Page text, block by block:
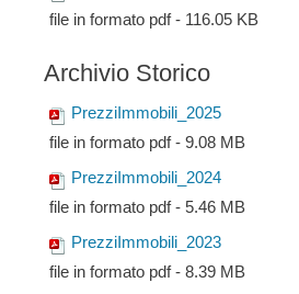
file in formato pdf - 116.05 KB
Archivio Storico
PrezziImmobili_2025
file in formato pdf - 9.08 MB
PrezziImmobili_2024
file in formato pdf - 5.46 MB
PrezziImmobili_2023
file in formato pdf - 8.39 MB